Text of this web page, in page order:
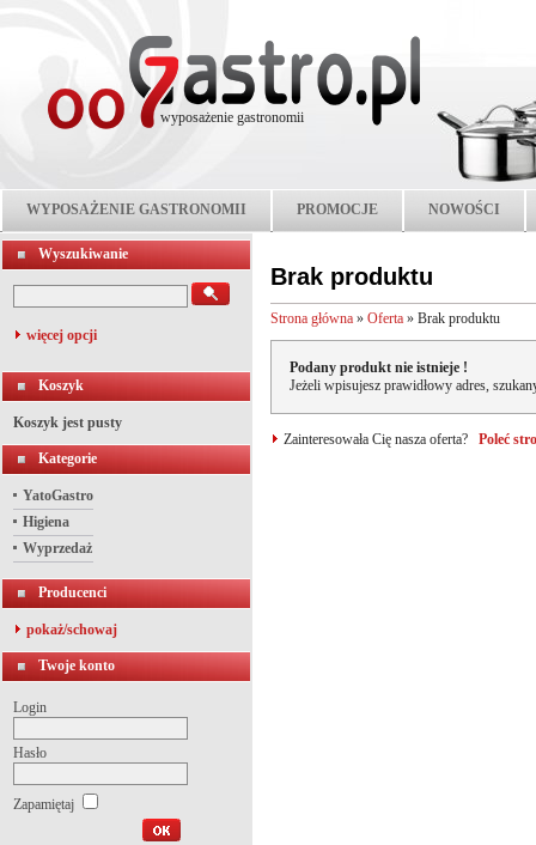
wyposażenie gastronomii
WYPOSAŻENIE GASTRONOMII PROMOCJE NOWOŚCI
Wyszukiwanie
więcej opcji
Koszyk
Koszyk jest pusty
Kategorie
YatoGastro
Higiena
Wyprzedaż
Producenci
pokaż/schowaj
Twoje konto
Login
Hasło
Zapamiętaj
Brak produktu
Strona główna » Oferta » Brak produktu
Podany produkt nie istnieje !
Jeżeli wpisujesz prawidłowy adres,
Zainteresowała Cię nasza oferta? Poleć